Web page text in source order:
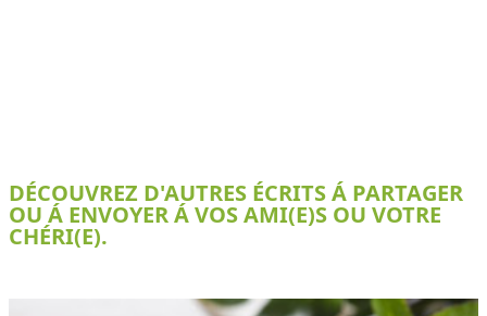
DÉCOUVREZ D'AUTRES ÉCRITS Á PARTAGER
OU Á ENVOYER Á VOS AMI(E)S OU VOTRE
CHÉRI(E).